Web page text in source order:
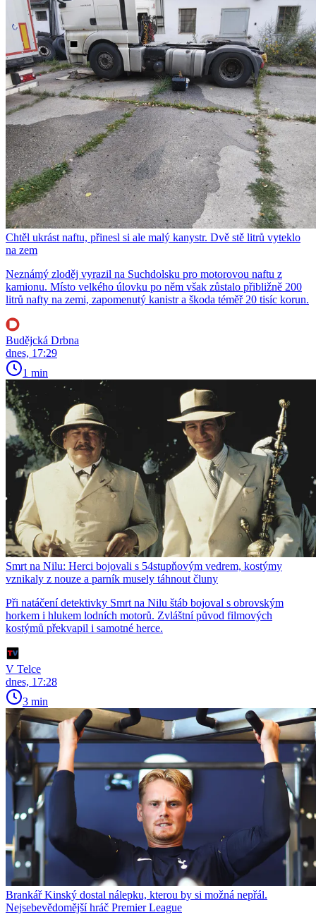
Chtěl ukrást naftu, přinesl si ale malý kanystr. Dvě stě litrů vyteklo
na zem
Neznámý zloděj vyrazil na Suchdolsku pro motorovou naftu z
kamionu. Místo velkého úlovku po něm však zůstalo přibližně 200
litrů nafty na zemi, zapomenutý kanistr a škoda téměř 20 tisíc korun.
Budějcká Drbna
dnes, 17:29
1 min
Smrt na Nilu: Herci bojovali s 54stupňovým vedrem, kostýmy
vznikaly z nouze a parník musely táhnout čluny
Při natáčení detektivky Smrt na Nilu štáb bojoval s obrovským
horkem i hlukem lodních motorů. Zvláštní původ filmových
kostýmů překvapil i samotné herce.
V Telce
dnes, 17:28
3 min
Brankář Kinský dostal nálepku, kterou by si možná nepřál.
Nejsebevědomější hráč Premier League